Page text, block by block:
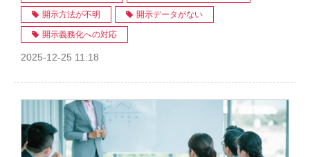
開示方法が不明 開示データがない
開示義務化への対応
2025-12-25 11:18